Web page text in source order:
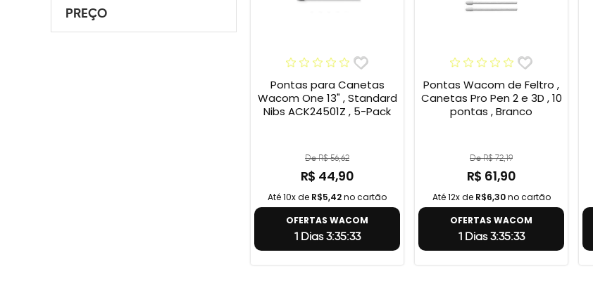
PREÇO
Pontas para Canetas
Wacom One 13" , Standard
Nibs ACK24501Z , 5-Pack
De R$ 56,62
R$ 44,90
Até 10x de R$5,42no cartão
OFERTAS WACOM
1 Dias 3:35:32
Pontas Wacom de Feltro ,
Canetas Pro Pen 2 e 3D , 10
pontas , Branco
De R$ 72,19
R$ 61,90
Até 12x de R$6,30no cartão
OFERTAS WACOM
1 Dias 3:35:32